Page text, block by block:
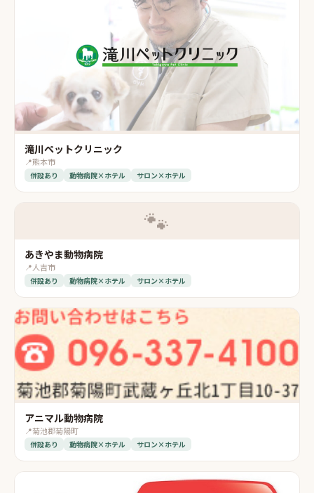
滝川ペットクリニック
📍熊本市
併設あり 動物病院×ホテル サロン×ホテル
🐾
あきやま動物病院
📍人吉市
併設あり 動物病院×ホテル サロン×ホテル
アニマル動物病院
📍菊池郡菊陽町
併設あり 動物病院×ホテル サロン×ホテル